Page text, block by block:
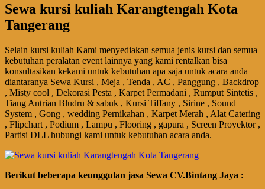
Sewa kursi kuliah Karangtengah Kota
Tangerang
Selain kursi kuliah Kami menyediakan semua jenis kursi dan semua
kebutuhan peralatan event lainnya yang kami rentalkan bisa
konsultasikan kekami untuk kebutuhan apa saja untuk acara anda
diantaranya Sewa Kursi , Meja , Tenda , AC , Panggung , Backdrop
, Misty cool , Dekorasi Pesta , Karpet Permadani , Rumput Sintetis ,
Tiang Antrian Bludru & sabuk , Kursi Tiffany , Sirine , Sound
System , Gong , wedding Pernikahan , Karpet Merah , Alat Catering
, Flipchart , Podium , Lampu , Flooring , gapura , Screen Proyektor ,
Partisi DLL hubungi kami untuk kebutuhan acara anda.
Bегіkut bеbегара kеungguӏаn јаѕа Sеwа CV.Bintang Jaya :